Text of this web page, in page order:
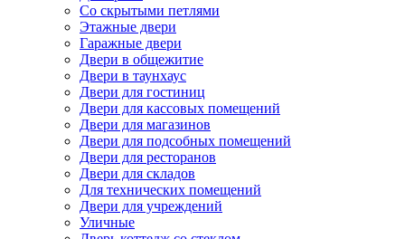
Со скрытыми петлями
Этажные двери
Гаражные двери
Двери в общежитие
Двери в таунхаус
Двери для гостиниц
Двери для кассовых помещений
Двери для магазинов
Двери для подсобных помещений
Двери для ресторанов
Двери для складов
Для технических помещений
Двери для учреждений
Уличные